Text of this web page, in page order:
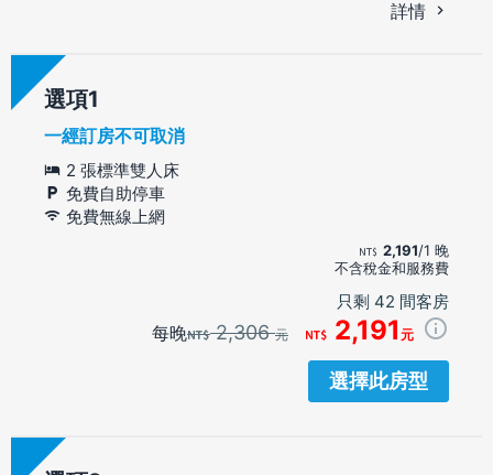
詳情
選項
一經訂房不可取消
2 張標準雙人床
免費自助停車
免費無線上網
2,191/1 晚
不含稅金和服務費
只剩 42 間客房
每晚 2,306元 2,191 元
選擇此房型